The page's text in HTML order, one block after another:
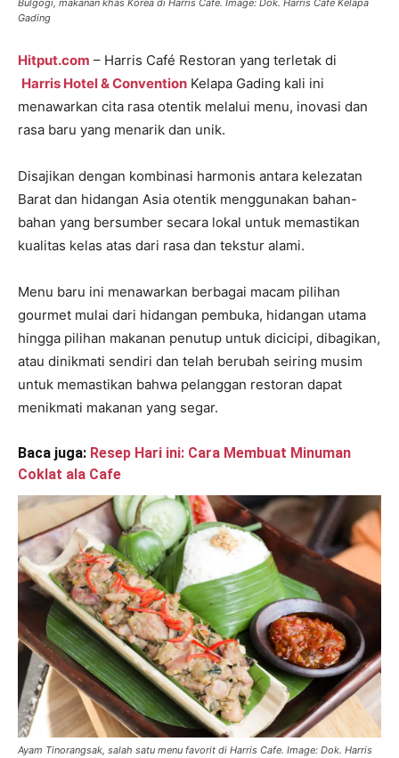
Bulgogi, makanan khas Korea di Harris Cafe. Image: Dok. Harris Cafe Kelapa
Gading
Hitput.com – Harris Café Restoran yang terletak di
Harris Hotel & Convention Kelapa Gading kali ini
menawarkan cita rasa otentik melalui menu, inovasi dan
rasa baru yang menarik dan unik.
Disajikan dengan kombinasi harmonis antara kelezatan
Barat dan hidangan Asia otentik menggunakan bahan-
bahan yang bersumber secara lokal untuk memastikan
kualitas kelas atas dari rasa dan tekstur alami.
Menu baru ini menawarkan berbagai macam pilihan
gourmet mulai dari hidangan pembuka, hidangan utama
hingga pilihan makanan penutup untuk dicicipi, dibagikan,
atau dinikmati sendiri dan telah berubah seiring musim
untuk memastikan bahwa pelanggan restoran dapat
menikmati makanan yang segar.
Baca juga: Resep Hari ini: Cara Membuat Minuman
Coklat ala Cafe
Ayam Tinorangsak, salah satu menu favorit di Harris Cafe. Image: Dok. Harris